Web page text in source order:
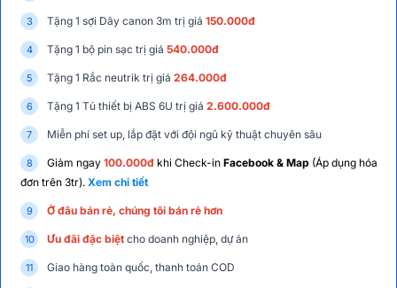
Tặng 1 sợi Dây canon 3m trị giá 150.000đ
Tặng 1 bộ pin sạc trị giá 540.000đ
Tặng 1 Rắc neutrik trị giá 264.000đ
Tặng 1 Tủ thiết bị ABS 6U trị giá 2.600.000đ
Miễn phí set up, lắp đặt với đội ngũ kỹ thuật chuyên sâu
Giảm ngay 100.000đ khi Check-in Facebook & Map (Áp dụng hóa
đơn trên 3tr). Xem chi tiết
Ở đâu bán rẻ, chúng tôi bán rẻ hơn
Ưu đãi đặc biệt cho doanh nghiệp, dự án
Giao hàng toàn quốc, thanh toán COD